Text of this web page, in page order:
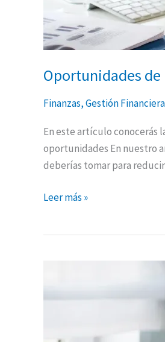
Oportunidades
Finanzas,Gestión Financiera
En este artículo conocerás
oportunidades En nuestro
deberías tomar para
Leer más »
un